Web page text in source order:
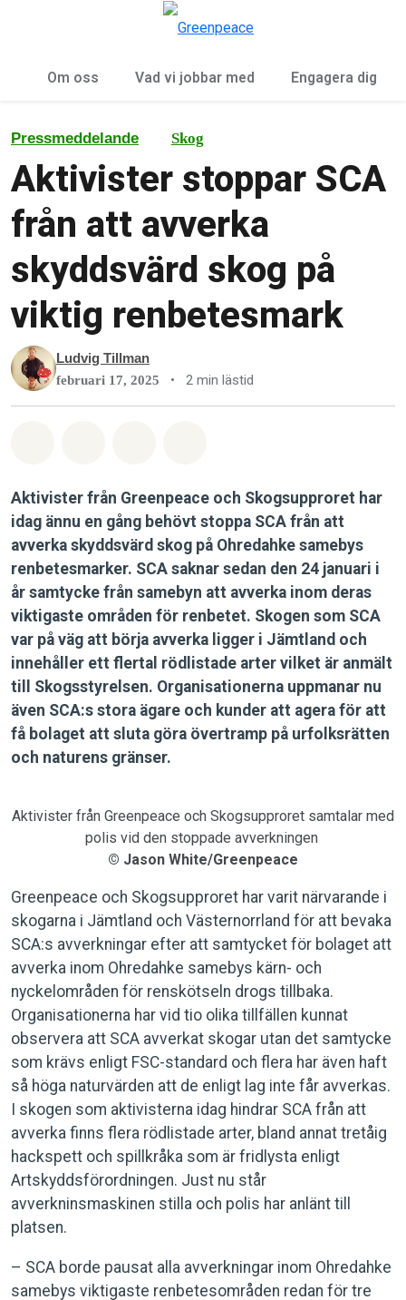
Om oss Vad vi jobbar med Engagera dig
Pressmeddelande Skog
Aktivister stoppar SCA
från att avverka
skyddsvärd skog på
viktig renbetesmark
Ludvig Tillman
februari 17, 2025 • 2 min lästid
Aktivister från Greenpeace och Skogsupproret har
idag ännu en gång behövt stoppa SCA från att
avverka skyddsvärd skog på Ohredahke samebys
renbetesmarker. SCA saknar sedan den 24 januari i
år samtycke från samebyn att avverka inom deras
viktigaste områden för renbetet. Skogen som SCA
var på väg att börja avverka ligger i Jämtland och
innehåller ett flertal rödlistade arter vilket är anmält
till Skogsstyrelsen. Organisationerna uppmanar nu
även SCA:s stora ägare och kunder att agera för att
få bolaget att sluta göra övertramp på urfolksrätten
och naturens gränser.
Aktivister från Greenpeace och Skogsupproret samtalar med
polis vid den stoppade avverkningen
© Jason White/Greenpeace
Greenpeace och Skogsupproret har varit närvarande i
skogarna i Jämtland och Västernorrland för att bevaka
SCA:s avverkningar efter att samtycket för bolaget att
avverka inom Ohredahke samebys kärn- och
nyckelområden för renskötseln drogs tillbaka.
Organisationerna har vid tio olika tillfällen kunnat
observera att SCA avverkat skogar utan det samtycke
som krävs enligt FSC-standard och flera har även haft
så höga naturvärden att de enligt lag inte får avverkas.
I skogen som aktivisterna idag hindrar SCA från att
avverka finns flera rödlistade arter, bland annat tretåig
hackspett och spillkråka som är fridlysta enligt
Artskyddsförordningen. Just nu står
avverkninsmaskinen stilla och polis har anlänt till
platsen.
– SCA borde pausat alla avverkningar inom Ohredahke
samebys viktigaste renbetesområden redan för tre